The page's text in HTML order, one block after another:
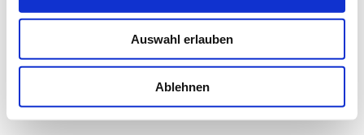
Auswahl erlauben
Ablehnen